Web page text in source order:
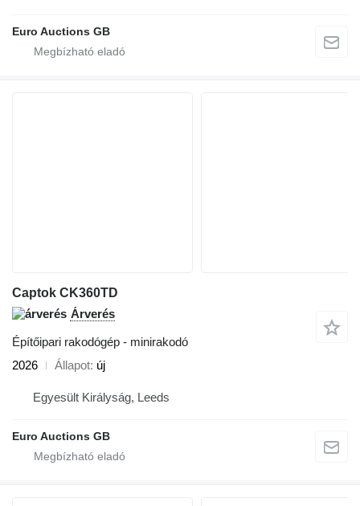
Euro Auctions GB
Captok CK360TD
Árverés
Építőipari rakodógép - minirakodó
2026
Állapot új
Egyesült Királyság, Leeds
Euro Auctions GB